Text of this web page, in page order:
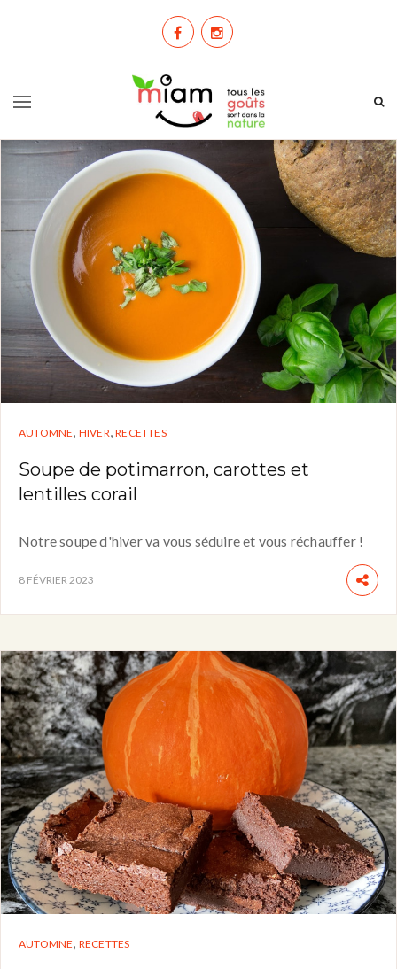
AUTOMNE, HIVER,RECETTES
Soupe de potimarron, carottes et
lentilles corail
Notre soupe d'hiver va vous séduire et vous réchauffer !
8 FÉVRIER 2023
AUTOMNE, RECETTES